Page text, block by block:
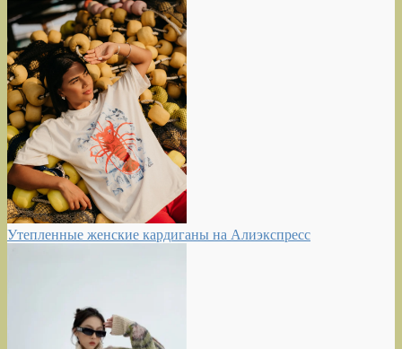
Утепленные женские кардиганы на Алиэкспресс